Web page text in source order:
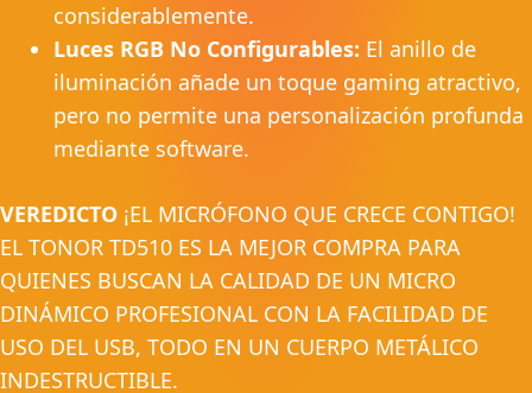
considerablemente.
Luces RGB No Configurables: El anillo de
iluminación añade un toque gaming atractivo,
pero no permite una personalización profunda
mediante software.
VEREDICTO ¡EL MICRÓFONO QUE CRECE CONTIGO!
EL TONOR TD510 ES LA MEJOR COMPRA PARA
QUIENES BUSCAN LA CALIDAD DE UN MICRO
DINÁMICO PROFESIONAL CON LA FACILIDAD DE
USO DEL USB, TODO EN UN CUERPO METÁLICO
INDESTRUCTIBLE.